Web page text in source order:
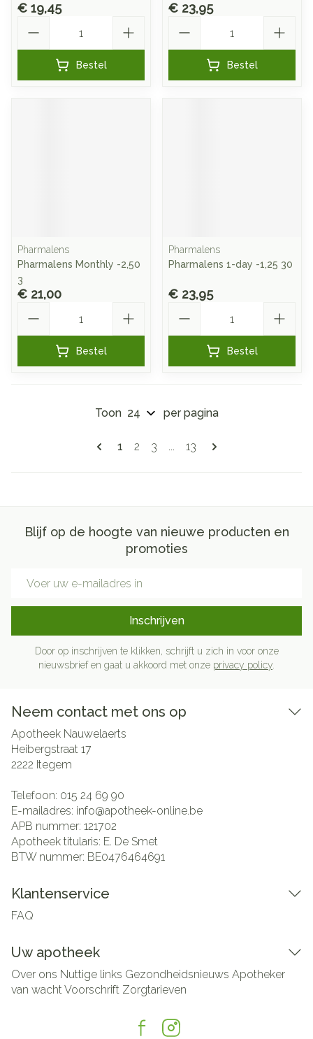
€ 19,45
Bestel
€ 23,95
Bestel
Pharmalens
Pharmalens Monthly -2,50
3
€ 21,00
Bestel
Pharmalens
Pharmalens 1-day -1,25 30
€ 23,95
Bestel
Pagina's
U lees momenteel pagina
1 Pagina
2 Pagina
3 ... Pagina
13
Toon per pagina
Blijf op de hoogte van nieuwe producten en
promoties
Inschrijven
Door op inschrijven te klikken, schrijft u zich in voor onze
nieuwsbrief en gaat u akkoord met onze privacy policy
Neem contact met ons op
Apotheek Nauwelaerts
Heibergstraat 17
2222 Itegem
Telefoon: 015 24 69 90
E-mailadres: info@apotheek-online.be
APB nummer: 121702
Apotheek titularis: E. De Smet
BTW nummer: BE0476464691
Klantenservice
FAQ
Uw apotheek
Over ons Nuttige links Gezondheidsnieuws Apotheker
van wachtVoorschrift Zorgtarieven